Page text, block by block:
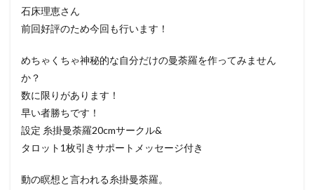
石床理恵さん
前回好評のため今回も行います！
めちゃくちゃ神秘的な自分だけの曼荼羅を作ってみません
か？
数に限りがあります！
早い者勝ちです！
設定 糸掛曼荼羅20cmサークル&
タロット1枚引きサポートメッセージ付き
動の瞑想と言われる糸掛曼荼羅。